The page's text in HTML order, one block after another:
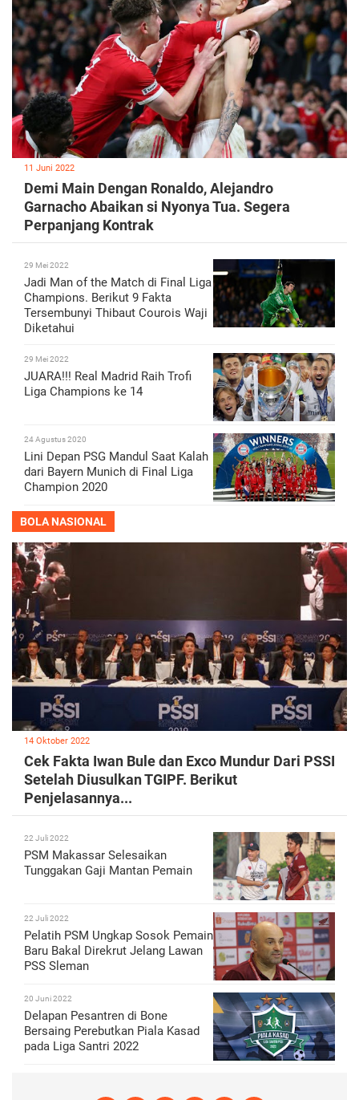
11 Juni 2022
Demi Main Dengan Ronaldo, Alejandro
Garnacho Abaikan si Nyonya Tua. Segera
Perpanjang Kontrak
29 Mei 2022
Jadi Man of the Match di Final Liga
Champions. Berikut 9 Fakta
Tersembunyi Thibaut Courois Waji
Diketahui
29 Mei 2022
JUARA!!! Real Madrid Raih Trofi
Liga Champions ke 14
24 Agustus 2020
Lini Depan PSG Mandul Saat Kalah
dari Bayern Munich di Final Liga
Champion 2020
BOLA NASIONAL
14 Oktober 2022
Cek Fakta Iwan Bule dan Exco Mundur Dari PSSI
Setelah Diusulkan TGIPF. Berikut
Penjelasannya...
22 Juli 2022
PSM Makassar Selesaikan
Tunggakan Gaji Mantan Pemain
22 Juli 2022
Pelatih PSM Ungkap Sosok Pemain
Baru Bakal Direkrut Jelang Lawan
PSS Sleman
20 Juni 2022
Delapan Pesantren di Bone
Bersaing Perebutkan Piala Kasad
pada Liga Santri 2022